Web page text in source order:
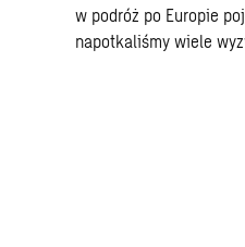
w podróż po Europie
napotkaliśmy wiele